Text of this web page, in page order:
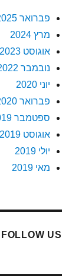
פברואר 2025
מרץ 2024
אוגוסט 2023
נובמבר 2022
יוני 2020
פברואר 2020
ספטמבר 2019
אוגוסט 2019
יולי 2019
מאי 2019
FOLLOW US